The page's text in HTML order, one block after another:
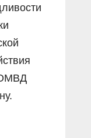
ОМВД